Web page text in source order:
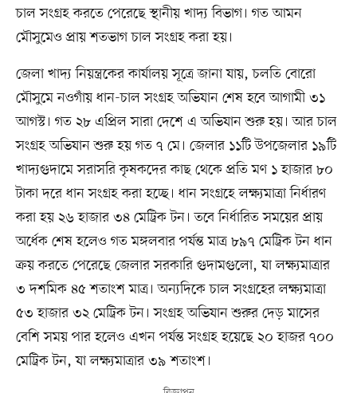
চাল সংগ্রহ করতে পেরেছে স্থানীয় খাদ্য বিভাগ। গত আমন
মৌসুমেও প্রায় শতভাগ চাল সংগ্রহ করা হয়।
জেলা খাদ্য নিয়ন্ত্রকের কার্যালয় সূত্রে জানা যায়, চলতি বোরো
মৌসুমে নওগাঁয় ধান-চাল সংগ্রহ অভিযান শেষ হবে আগামী ৩১
আগস্ট। গত ২৮ এপ্রিল সারা দেশে এ অভিযান শুরু হয়। আর চাল
সংগ্রহ অভিযান শুরু হয় গত ৭ মে। জেলার ১১টি উপজেলার ১৯টি
খাদ্যগুদামে সরাসরি কৃষকদের কাছ থেকে প্রতি মণ ১ হাজার ৮০
টাকা দরে ধান সংগ্রহ করা হচ্ছে। ধান সংগ্রহে লক্ষ্যমাত্রা নির্ধারণ
করা হয় ২৬ হাজার ৩৪ মেট্রিক টন। তবে নির্ধারিত সময়ের প্রায়
অর্ধেক শেষ হলেও গত মঙ্গলবার পর্যন্ত মাত্র ৮৯৭ মেট্রিক টন ধান
ক্রয় করতে পেরেছে জেলার সরকারি গুদামগুলো, যা লক্ষ্যমাত্রার
৩ দশমিক ৪৫ শতাংশ মাত্র। অন্যদিকে চাল সংগ্রহের লক্ষ্যমাত্রা
৫৩ হাজার ৩২ মেট্রিক টন। সংগ্রহ অভিযান শুরুর দেড় মাসের
বেশি সময় পার হলেও এখন পর্যন্ত সংগ্রহ হয়েছে ২০ হাজর ৭০০
মেট্রিক টন, যা লক্ষ্যমাত্রার ৩৯ শতাংশ।